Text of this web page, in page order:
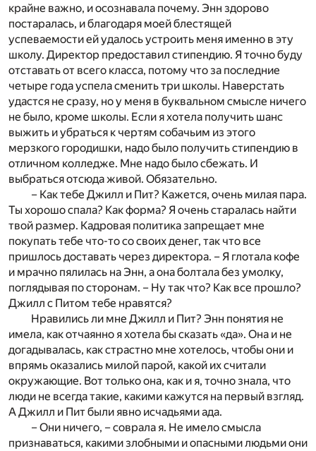
крайне важно, и осознавала почему. Энн здорово
постаралась, и благодаря моей блестящей
успеваемости ей удалось устроить меня именно в эту
школу. Директор предоставил стипендию. Я точно буду
отставать от всего класса, потому что за последние
четыре года успела сменить три школы. Наверстать
удастся не сразу, но у меня в буквальном смысле ничего
не было, кроме школы. Если я хотела получить шанс
выжить и убраться к чертям собачьим из этого
мерзкого городишки, надо было получить стипендию в
отличном колледже. Мне надо было сбежать. И
выбраться отсюда живой. Обязательно.
– Как тебе Джилл и Пит? Кажется, очень милая пара.
Ты хорошо спала? Как форма? Я очень старалась найти
твой размер. Кадровая политика запрещает мне
покупать тебе что-то со своих денег, так что все
пришлось доставать через директора. – Я глотала кофе
и мрачно пялилась на Энн, а она болтала без умолку,
поглядывая по сторонам. – Ну так что? Как все прошло?
Джилл с Питом тебе нравятся?
Нравились ли мне Джилл и Пит? Энн понятия не
имела, как отчаянно я хотела бы сказать «да». Она и не
догадывалась, как страстно мне хотелось, чтобы они и
впрямь оказались милой парой, какой их считали
окружающие. Вот только она, как и я, точно знала, что
люди не всегда такие, какими кажутся на первый взгляд.
А Джилл и Пит были явно исчадьями ада.
– Они ничего, – соврала я. Не имело смысла
признаваться, какими злобными и опасными людьми они